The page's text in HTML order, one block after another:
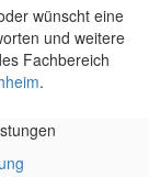
wünscht eine
und weitere
Fachbereich
.